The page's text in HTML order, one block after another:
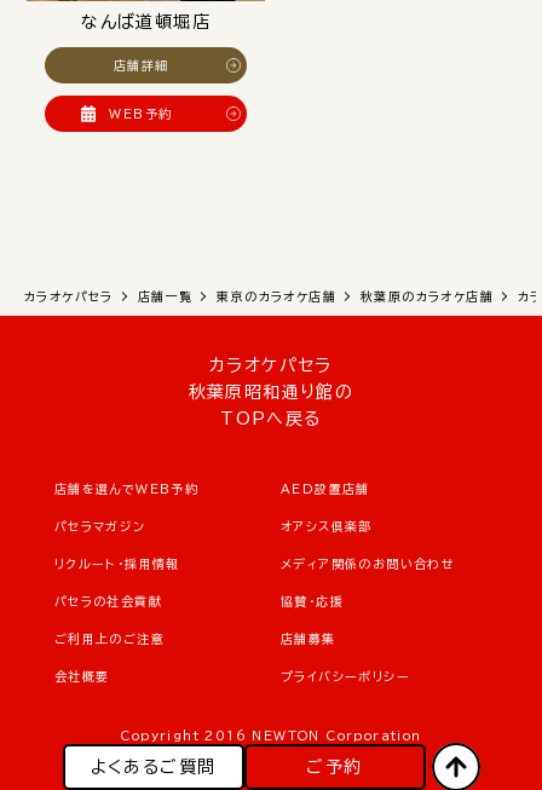
なんば道頓堀店
店舗詳細
WEB予約
カラオケパセラ 店舗一覧 東京のカラオケ店舗 秋葉原のカラオケ店舗 カ
カラオケパセラ
秋葉原昭和通り館の
TOPへ戻る
店舗を選んでWEB予約 AED設置店舗
パセラマガジン オアシス倶楽部
リクルート・採用情報 メディア関係のお問い合わせ
パセラの社会貢献 協賛・応援
ご利用上のご注意 店舗募集
会社概要 プライバシーポリシー
Copyright 2016 NEWTON Corporation
よくあるご質問 ご予約